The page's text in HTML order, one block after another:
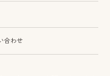
合わせ